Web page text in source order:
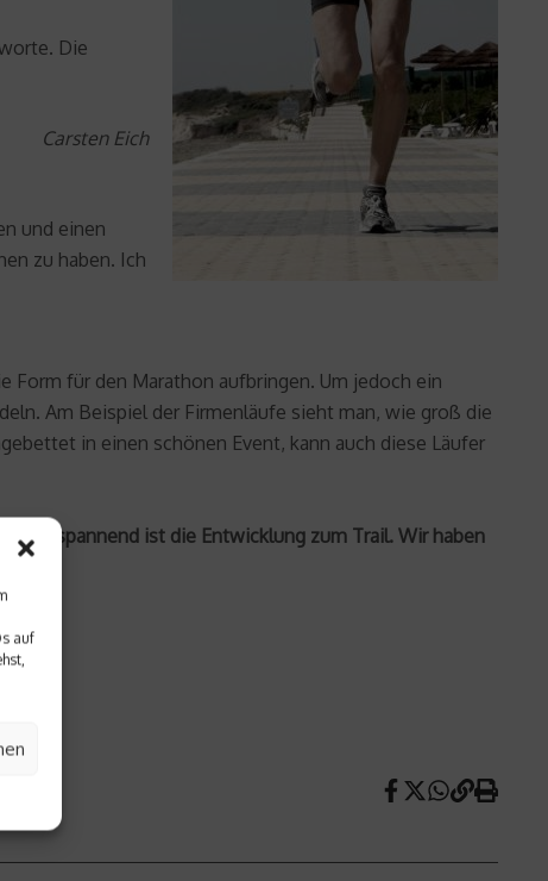
auf
Die
Carsten Eich
und einen
zu haben. Ich
Form für den Marathon aufbringen. Um jedoch ein
Am Beispiel der Firmenläufe sieht man, wie groß die
in einen schönen Event, kann auch diese Läufer
Aber spannend ist die Entwicklung zum Trail. Wir haben